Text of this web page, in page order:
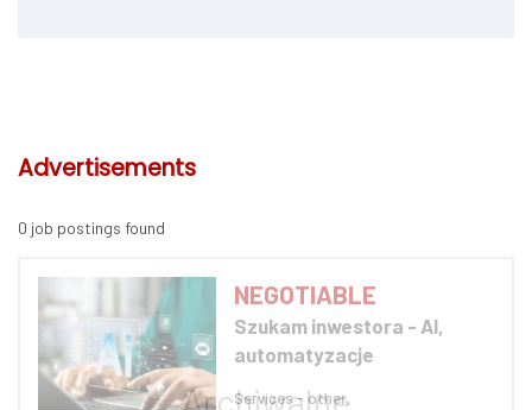
Advertisements
0 job postings found
NEGOTIABLE
Szukam inwestora - AI,
automatyzacje
Services - other,